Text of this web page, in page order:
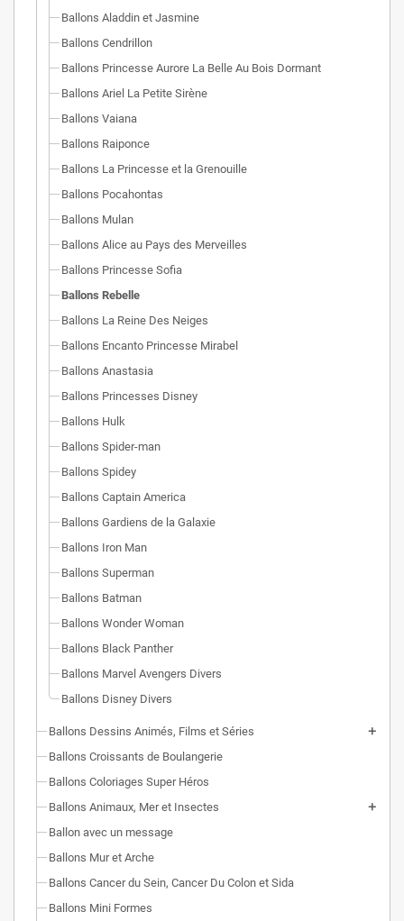
Ballons Aladdin et Jasmine
Ballons Cendrillon
Ballons Princesse Aurore La Belle Au Bois Dormant
Ballons Ariel La Petite Sirène
Ballons Vaiana
Ballons Raiponce
Ballons La Princesse et la Grenouille
Ballons Pocahontas
Ballons Mulan
Ballons Alice au Pays des Merveilles
Ballons Princesse Sofia
Ballons Rebelle
Ballons La Reine Des Neiges
Ballons Encanto Princesse Mirabel
Ballons Anastasia
Ballons Princesses Disney
Ballons Hulk
Ballons Spider-man
Ballons Spidey
Ballons Captain America
Ballons Gardiens de la Galaxie
Ballons Iron Man
Ballons Superman
Ballons Batman
Ballons Wonder Woman
Ballons Black Panther
Ballons Marvel Avengers Divers
Ballons Disney Divers
Ballons Dessins Animés, Films et Séries
Ballons Croissants de Boulangerie
Ballons Coloriages Super Héros
Ballons Animaux, Mer et Insectes
Ballon avec un message
Ballons Mur et Arche
Ballons Cancer du Sein, Cancer Du Colon et Sida
Ballons Mini Formes